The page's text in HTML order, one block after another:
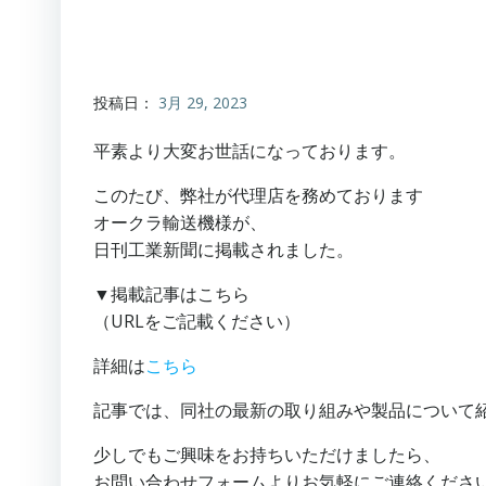
投稿日： 3月 29, 2023
平素より大変お世話になっております。
このたび、弊社が代理店を務めております
オークラ輸送機様が、
日刊工業新聞に掲載されました。
▼掲載記事はこちら
（URLをご記載ください）
詳細はこちら
記事では、同社の最新の取り組みや製品について
少しでもご興味をお持ちいただけましたら、